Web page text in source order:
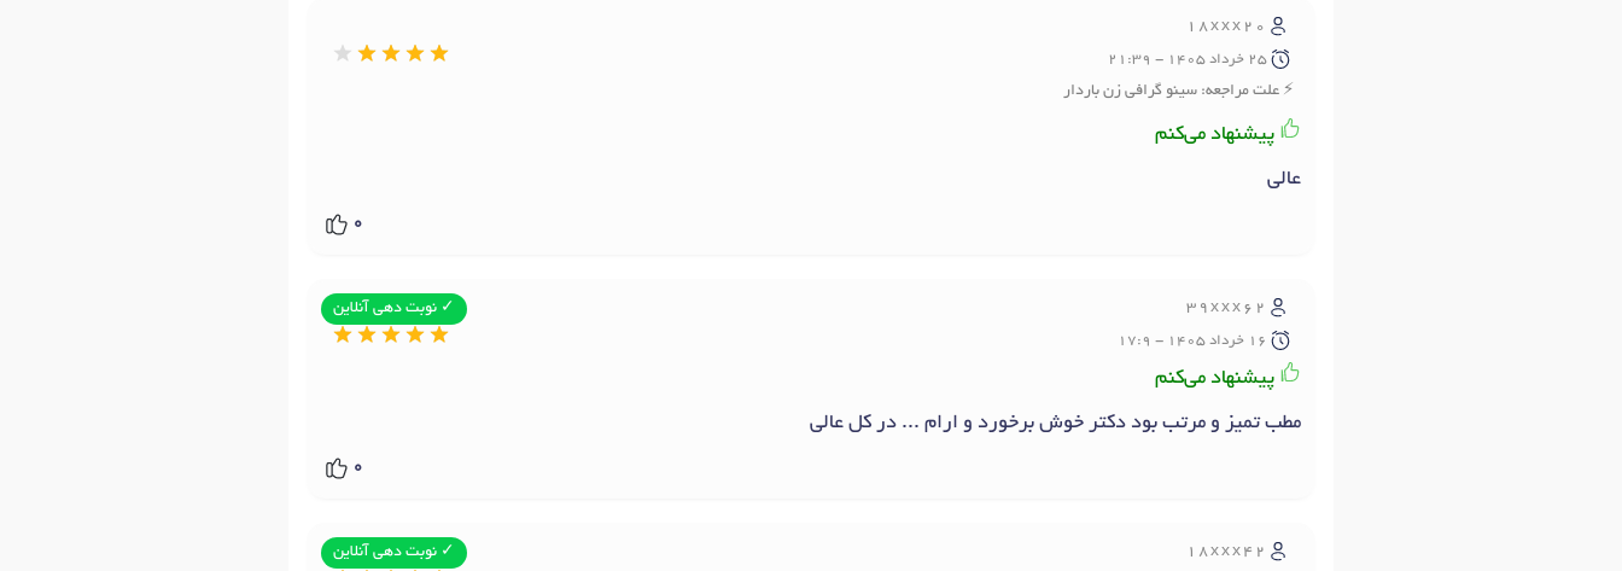
18xxx20
25 خرداد 1405 - 21:39
علت مراجعه: سینو گرافی زن باردار
پیشنهاد می‌کنم
عالی
0
39xxx62 ✓ نوبت دهی آنلاین
16 خرداد 1405 - 17:9
پیشنهاد می‌کنم
مطب تمیز و مرتب بود دکتر خوش برخورد و ارام ... در کل عالی
0
18xxx42 ✓ نوبت دهی آنلاین